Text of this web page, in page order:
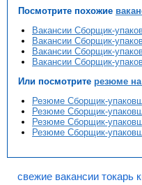
Посмотрите похожие
Вакансии Сборщик-
Вакансии Сборщик-
Вакансии Сборщик-
Вакансии Сборщик-
Или посмотрите резюме
Резюме Сборщик-
Резюме Сборщик-
Резюме Сборщик-
Резюме Сборщик-
свежие вакансии токарь